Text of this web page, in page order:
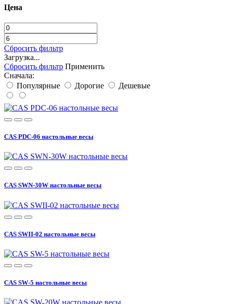
Цена
Сбросить фильтр
Загрузка...
Сбросить фильтр Применить
Сначала:
Популярные
Дорогие Дешевые
CAS PDC-06 настольные весы
CAS SWN-30W настольные весы
CAS SWII-02 настольные весы
CAS SW-5 настольные весы